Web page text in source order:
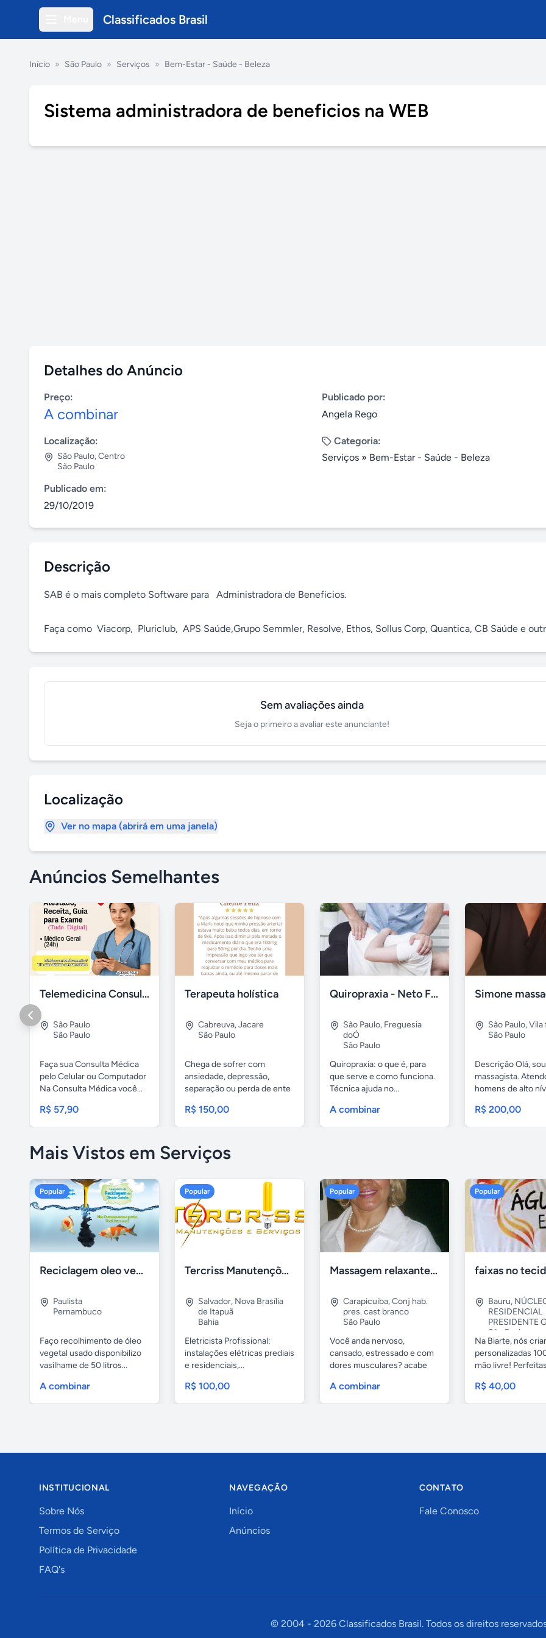
Classificados Brasil
Início » São Paulo » Serviços » Bem-Estar - Saúde - Beleza
Sistema administradora de beneficios na WEB
Detalhes do Anúncio
Preço:
A combinar
Publicado por:
Angela Rego
Localização:
São Paulo,Centro
São Paulo
Categoria:
Serviços » Bem-Estar - Saúde - Beleza
Publicado em:
29/10/2019
Descrição
SAB é o mais completo Software para   Administradora de Beneficios.
Faça como  Viacorp,  Pluriclub,  APS Saúde,Grupo Semmler, Resolve, Ethos, Sollus Corp, Quantica, CB Saúde e
Sem avaliações ainda
Seja o primeiro a avaliar este anunciante!
Localização
Ver no mapa (abrirá em uma janela)
Anúncios Semelhantes
Telemedicina Consultas Médicas por Celular
São Paulo
São Paulo
Faça sua Consulta Médica
pelo Celular ou Computador
Na Consulta Médica você...
R$ 57,90
Terapeuta holística
Cabreuva,Jacare
São Paulo
Chega de sofrer com
ansiedade, depressão,
separação ou perda de ente
R$ 150,00
Quiropraxia - Neto Freguesia do Ó
São Paulo, Freguesia
doÓ
São Paulo
Quiropraxia: o que é, para
que serve e como funciona.
Técnica ajuda no...
A combinar
Simone
São Paulo,Vila
São Paulo
Descrição Olá,
massagista.
homens de alto
R$ 200,00
Mais Vistos em Serviços
Popular
Reciclagem oleo vegetal
Paulista
Pernambuco
Faço recolhimento de óleo
vegetal usado disponibilizo
vasilhame de 50 litros...
A combinar
Popular
Tercriss Manutenções e Serviços
Salvador, Nova Brasília
de Itapuã
Bahia
Eletricista Profissional:
instalações elétricas prediais
e residenciais,...
R$ 100,00
Popular
Massagem relaxante- terapeutica e depilação
Carapicuiba,Conj hab.
pres. cast branco
São Paulo
Você anda nervoso,
cansado, estressado e com
dores musculares? acabe
A combinar
Popular
Bauru,
RESIDENCIAL
PRESIDENTE
São Paulo
Na Biarte, nós
personalizadas
mão livre!
R$ 40,00
INSTITUCIONAL
Sobre Nós
Termos de Serviço
Política de Privacidade
FAQ's
NAVEGAÇÃO
Início
Anúncios
CONTATO
Fale Conosco
© 2004 - 2026Classificados Brasil. Todos os direitos